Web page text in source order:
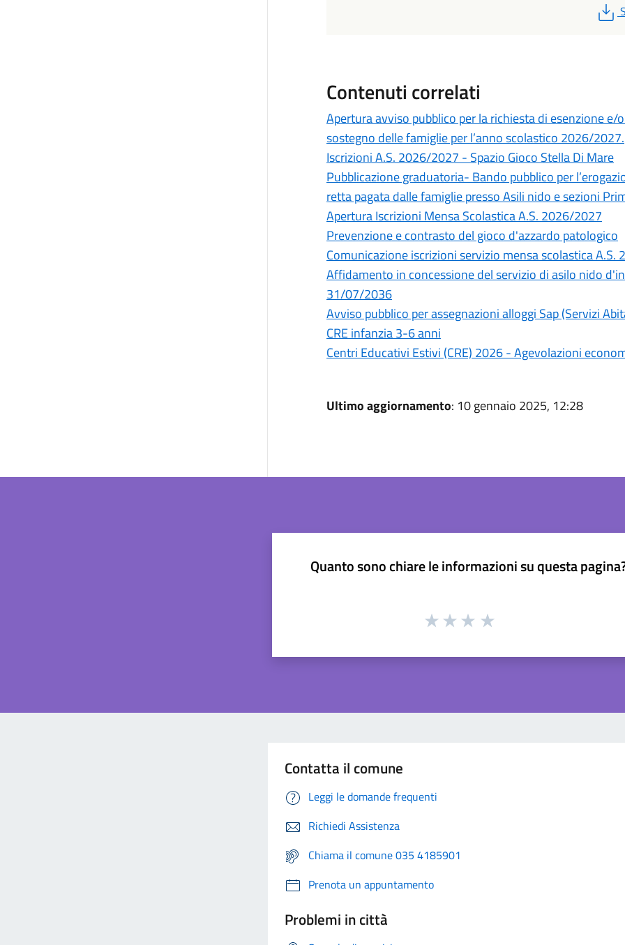
Contenuti correlati
Apertura avviso pubblico per la richiesta di esenzione
sostegno delle famiglie per l’anno scolastico 2026/2027.
Iscrizioni A.S. 2026/2027 - Spazio Gioco Stella Di Mare
Pubblicazione graduatoria- Bando pubblico per
retta pagata dalle famiglie presso Asili nido e sezioni
Apertura Iscrizioni Mensa Scolastica A.S. 2026/2027
Prevenzione e contrasto del gioco d'azzardo patologico
Comunicazione iscrizioni servizio mensa scolastica A.S.
Affidamento in concessione del servizio di asilo nido
31/07/2036
Avviso pubblico per assegnazioni alloggi Sap (Servizi
CRE infanzia 3-6 anni
Centri Educativi Estivi (CRE) 2026 - Agevolazioni
Ultimo aggiornamento: 10 gennaio 2025, 12:28
Quanto sono chiare le informazioni su questa
Contatta il comune
Leggi le domande frequenti
Richiedi Assistenza
Chiama il comune 035 4185901
Prenota un appuntamento
Problemi in città